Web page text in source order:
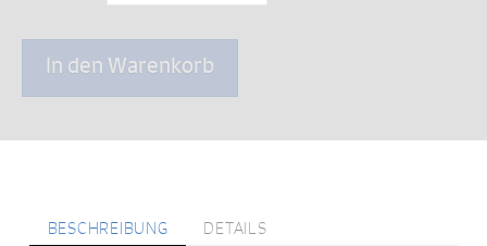
Behälter
"Mini
Menge
In den Warenkorb
BESCHREIBUNG DETAILS